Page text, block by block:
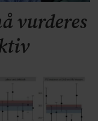
vurderes